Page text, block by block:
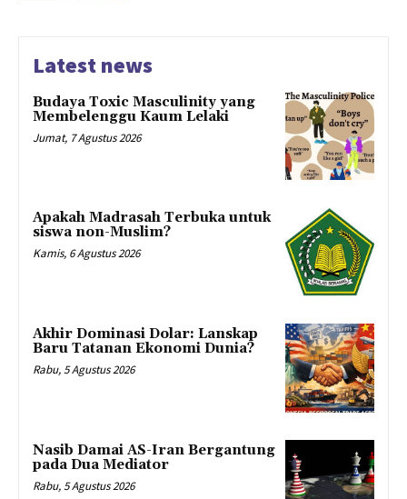
Latest news
Budaya Toxic Masculinity yang
Membelenggu Kaum Lelaki
Jumat, 7 Agustus 2026
Apakah Madrasah Terbuka untuk
siswa non-Muslim?
Kamis, 6 Agustus 2026
Akhir Dominasi Dolar: Lanskap
Baru Tatanan Ekonomi Dunia?
Rabu, 5 Agustus 2026
Nasib Damai AS-Iran Bergantung
pada Dua Mediator
Rabu, 5 Agustus 2026